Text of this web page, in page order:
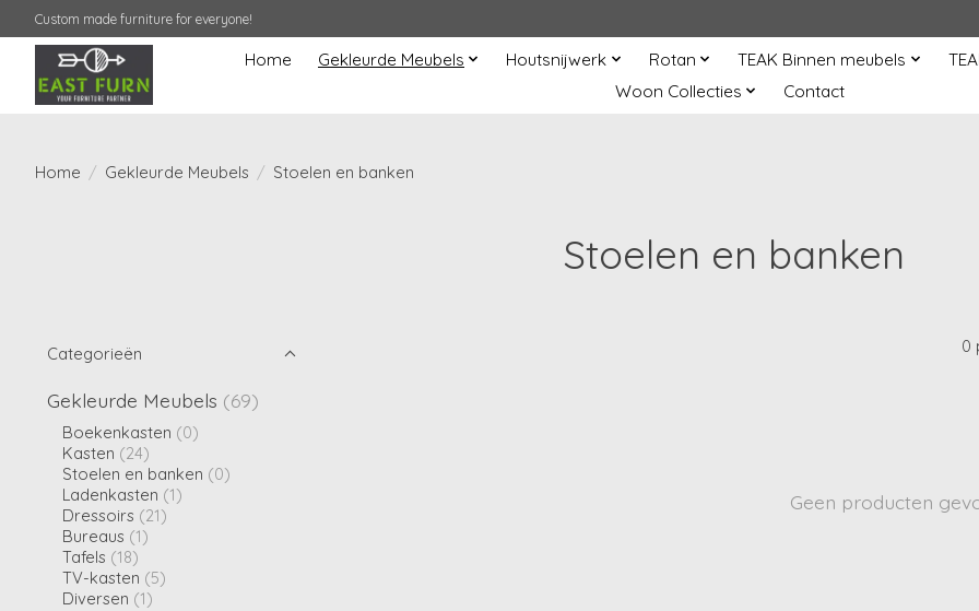
Custom made furniture for everyone!
Home Gekleurde Meubels Houtsnijwerk Rotan TEAK Binnen meubels
Woon Collecties
Contact
Home / Gekleurde Meubels / Stoelen en banken
Stoelen en banken
Categorieën
Gekleurde Meubels (69)
Boekenkasten (0)
Kasten (24)
Stoelen en banken (0)
Ladenkasten (1)
Dressoirs (21)
Bureaus (1)
Tafels (18)
TV-kasten (5)
Diversen (1)
0
Geen producten